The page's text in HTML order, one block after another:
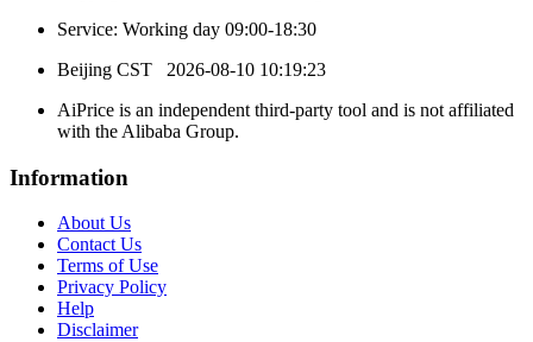
Service: Working day 09:00-18:30
Beijing CST 2026-08-10 10:19:23
AiPrice is an independent third-party tool and is not affiliated
with the Alibaba Group.
Information
About Us
Contact Us
Terms of Use
Privacy Policy
Help
Disclaimer